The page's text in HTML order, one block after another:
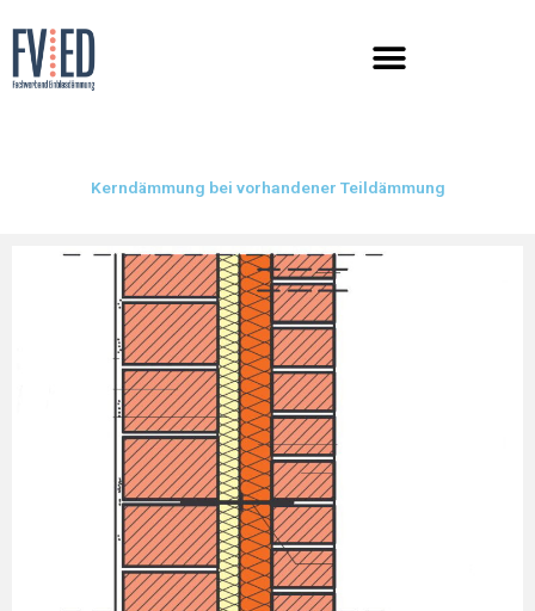
Inhalt
springen
Kerndämmung bei vorhandener Teildämmung